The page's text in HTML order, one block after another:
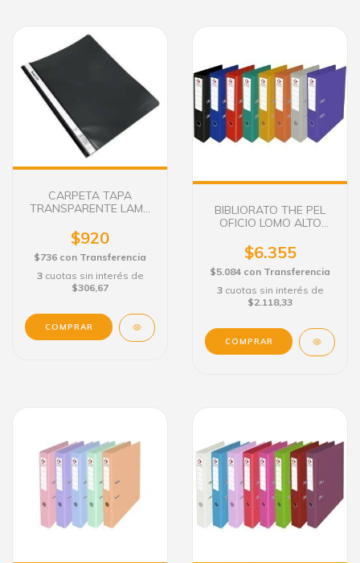
CARPETA TAPA
TRANSPARENTE LAMA
$920
$736 con Transferencia
3 cuotas sin interés de
$306,67
BIBLIORATO THE PEL
OFICIO LOMO ALTO
$6.355
$5.084 con Transferencia
3 cuotas sin interés de
$2.118,33
COMPRAR